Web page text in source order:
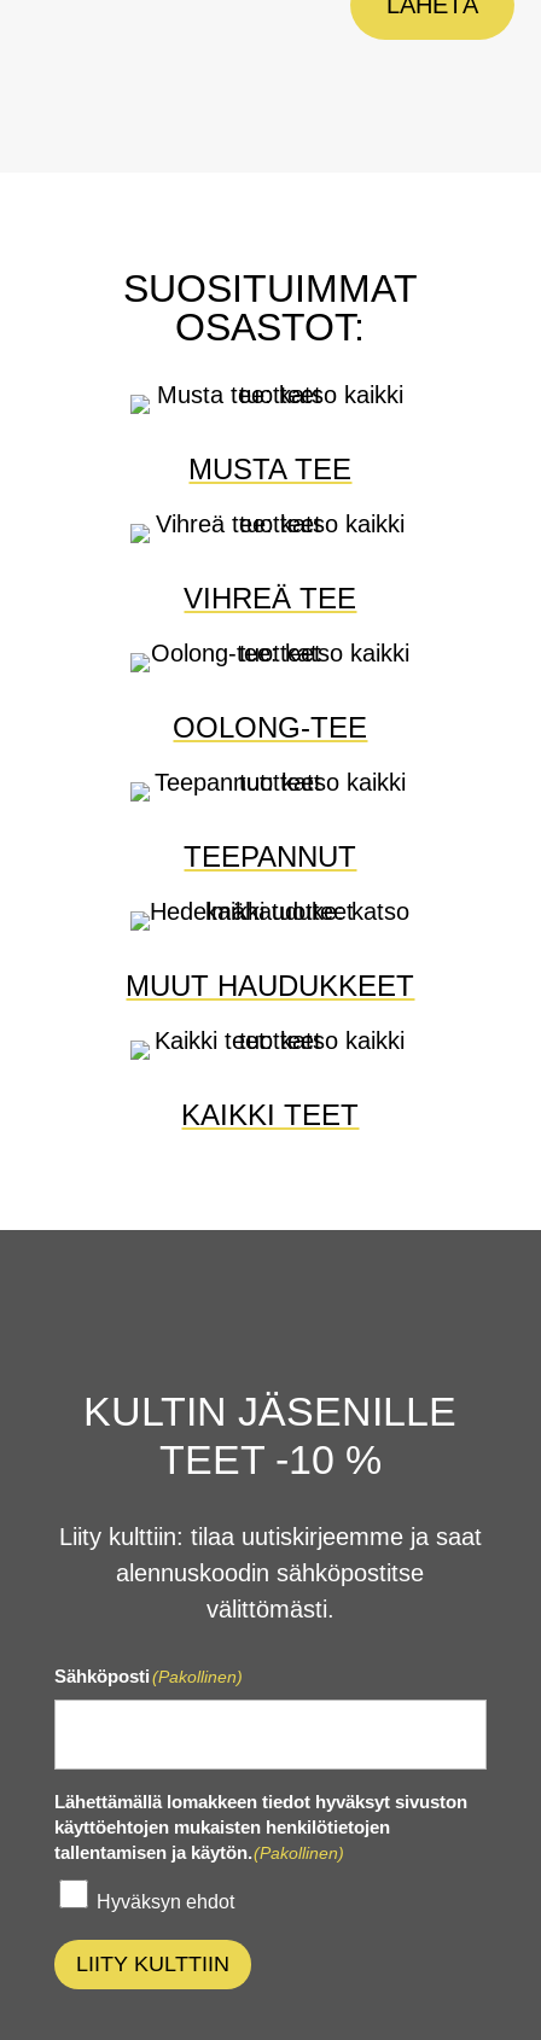
SUOSITUIMMAT
OSASTOT:
MUSTA TEE
VIHREÄ TEE
OOLONG-TEE
TEEPANNUT
MUUT HAUDUKKEET
KAIKKI TEET
KULTIN JÄSENILLE
TEET -10 %
Liity kulttiin: tilaa uutiskirjeemme ja saat
alennuskoodin sähköpostitse
välittömästi.
Sähköposti(Pakollinen)
Lähettämällä lomakkeen tiedot hyväksyt sivuston
käyttöehtojen mukaisten henkilötietojen
tallentamisen ja käytön.(Pakollinen)
Hyväksyn ehdot
LIITY KULTTIIN